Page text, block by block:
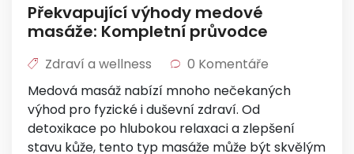
Překvapující výhody medové
masáže: Kompletní průvodce
Zdraví a wellness
0 Komentáře
Medová masáž nabízí mnoho nečekaných
výhod pro fyzické i duševní zdraví. Od
detoxikace po hlubokou relaxaci a zlepšení
stavu kůže, tento typ masáže může být skvělým